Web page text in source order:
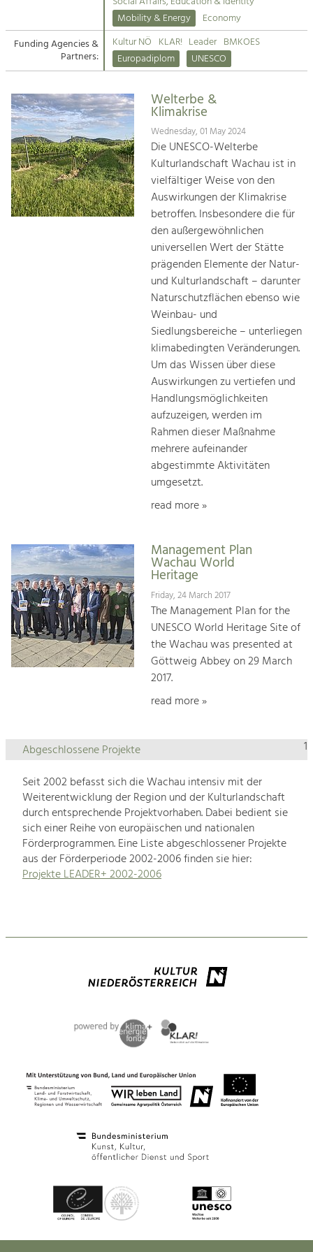
Suche
Impressum
Kontakt
Tourism
Offer Development and Positioning
Art & Culture
Crafts, Science and Research.
Social Affairs, Education
& Identity
Equality, Youth and Integration.
Climate Change, Public Transport and
Increase in Regional Value Added.
Mobility & Energy
Economy
Funding Agencies &
Partners:
Kultur NÖ KLAR! Leader BMKOES
Europadiplom
UNESCO
Welterbe &
Klimakrise
Wednesday, 01 May 2024
Die UNESCO-Welterbe
Kulturlandschaft Wachau ist in
vielfältiger Weise von den
Auswirkungen der Klimakrise
betroffen. Insbesondere die für
den außergewöhnlichen
universellen Wert der Stätte
prägenden Elemente der Natur-
und Kulturlandschaft – darunter
Naturschutzflächen ebenso wie
Weinbau- und
Siedlungsbereiche – unterliegen
klimabedingten Veränderungen.
Um das Wissen über diese
Auswirkungen zu vertiefen und
Handlungsmöglichkeiten
aufzuzeigen, werden im
Rahmen dieser Maßnahme
mehrere aufeinander
abgestimmte Aktivitäten
umgesetzt.
read more »
Management Plan
Wachau World
Heritage
Friday, 24 March 2017
The Management Plan for the
UNESCO World Heritage Site of
the Wachau was presented at
Göttweig Abbey on 29 March
2017.
read more »
1
Abgeschlossene Projekte
Seit 2002 befasst sich die Wachau intensiv mit der
Weiterentwicklung der Region und der Kulturlandschaft
durch entsprechende Projektvorhaben. Dabei bedient sie
sich einer Reihe von europäischen und nationalen
Förderprogrammen. Eine Liste abgeschlossener Projekte
aus der Förderperiode 2002-2006 finden sie hier:
Projekte LEADER+ 2002-2006